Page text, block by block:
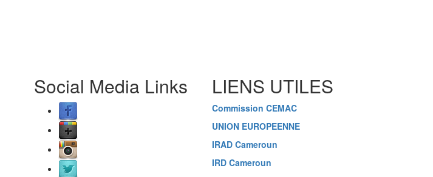
Social Media Links LIENS UTILES
Commission CEMAC
UNION EUROPEENNE
IRAD Cameroun
IRD Cameroun